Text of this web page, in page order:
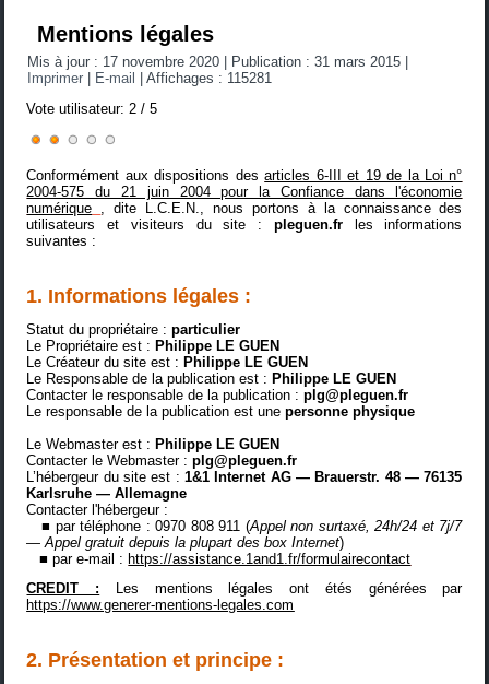
Mentions légales
Mis à jour : 17 novembre 2020 Publication : 31 mars 2015
Imprimer
E-mail |Affichages : 115281
Vote utilisateur:2 /5
Conformément aux dispositions desarticles 6-III et 19 de la Loi n°
2004-575 du 21 juin 2004 pour la Confiance dans l'économie
numérique , dite L.C.E.N., nous portons à la connaissance des
utilisateurs et visiteurs du site : pleguen.frles informations
suivantes :
1. Informations légales :
Statut du propriétaire :particulier
Le Propriétaire est : Philippe LE GUEN
Le Créateur du site est : Philippe LE GUEN
Le Responsable de la publication est : Philippe LE GUEN
Contacter le responsable de la publication :plg@pleguen.fr
Le responsable de la publication est une personne physique
Le Webmaster est : Philippe LE GUEN
Contacter le Webmaster :plg@pleguen.fr
L’hébergeur du site est :1&1 Internet AG — Brauerstr. 48 — 76135
Karlsruhe — Allemagne
Contacter l'hébergeur :
■ par téléphone : 0970 808 911 (Appel non surtaxé, 24h/24 et 7j/7
— Appel gratuit depuis la plupart des box Internet)
■ par e-mail : https://assistance.1and1.fr/formulairecontact
CREDIT :
Les mentions légales ont étés générées par
https://www.generer-mentions-legales.com
2. Présentation et principe :